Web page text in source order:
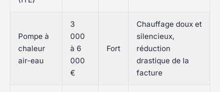
Pompe à
chaleur
air-eau
3
000
à 6
000
€
Fort
Chauffage doux et
silencieux,
réduction
drastique de la
facture